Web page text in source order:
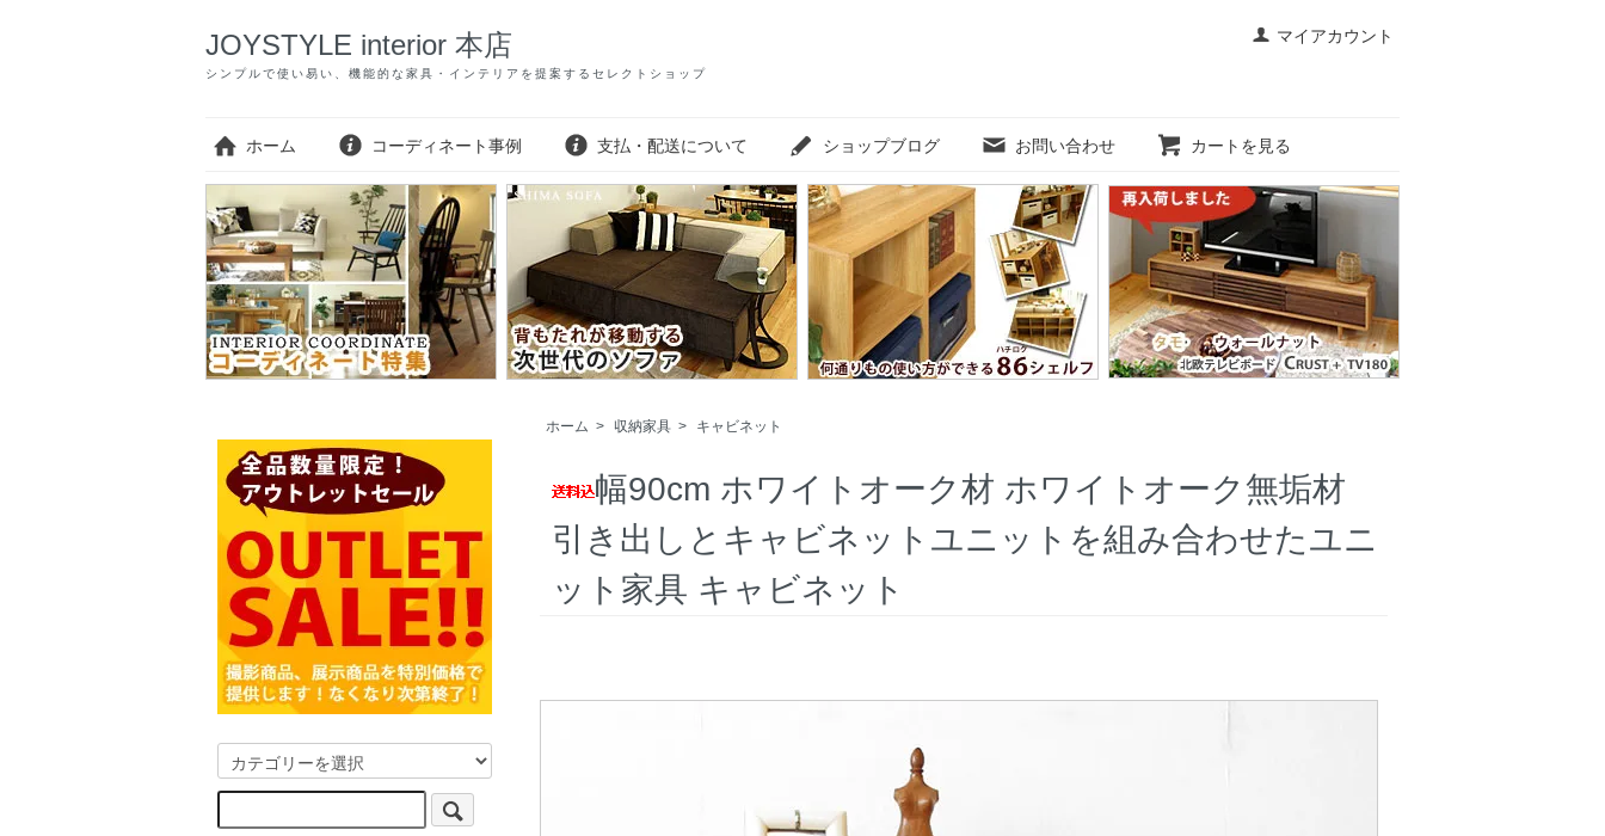
マイアカウント
JOYSTYLE interior 本店
シンプルで使い易い、機能的な家具・インテリアを提案するセレクトショップ
ホーム コーディネート事例 支払・配送について ショップブログ お問い合わせ カートを見る
ホーム > 収納家具 > キャビネット
幅90cm ホワイトオーク材 ホワイトオーク無垢材
引き出しとキャビネットユニットを組み合わせたユニ
ット家具 キャビネット